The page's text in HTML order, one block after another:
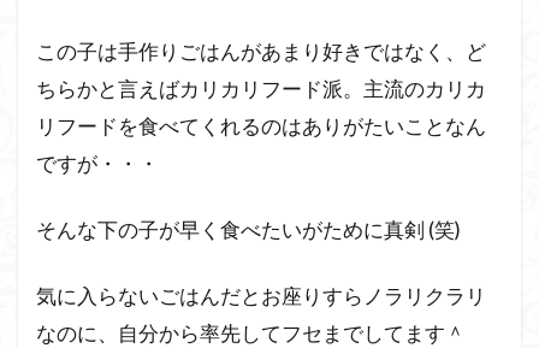
この子は手作りごはんがあまり好きではなく、ど
ちらかと言えばカリカリフード派。主流のカリカ
リフードを食べてくれるのはありがたいことなん
ですが・・・
そんな下の子が早く食べたいがために真剣 (笑)
気に入らないごはんだとお座りすらノラリクラリ
なのに、自分から率先してフセまでしてます＾